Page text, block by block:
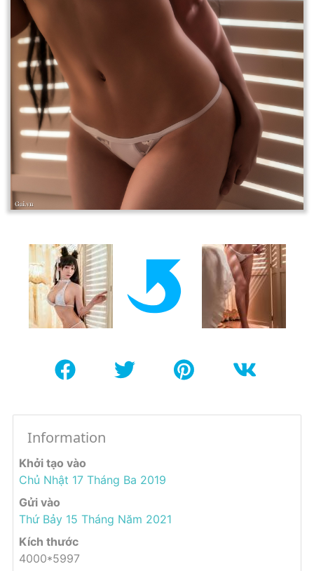
Information
Khởi tạo vào
Chủ Nhật 17 Tháng Ba 2019
Gửi vào
Thứ Bảy 15 Tháng Năm 2021
Kích thước
4000*5997